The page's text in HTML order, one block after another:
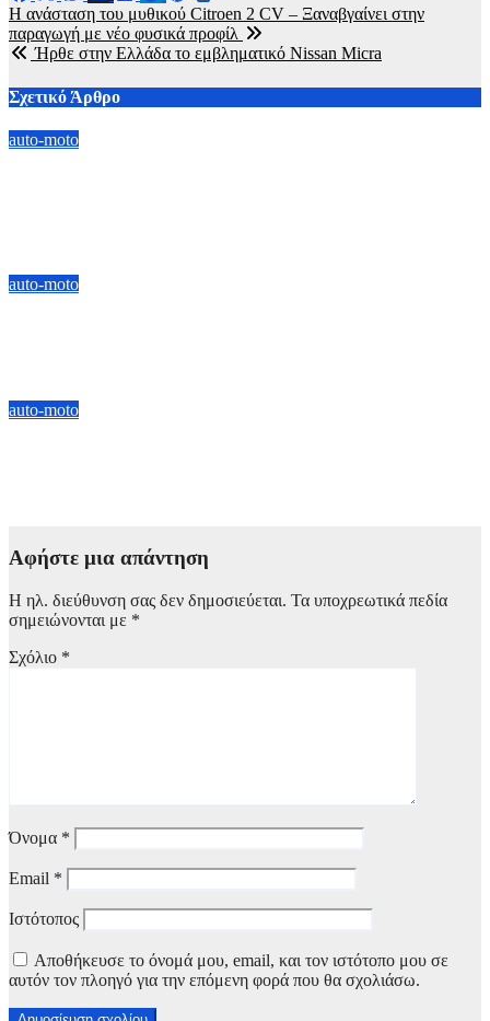
Πλοήγηση
άρθρων
Η ανάσταση του μυθικού Citroen 2 CV – Ξαναβγαίνει στην
παραγωγή με νέο φυσικά προφίλ
Ήρθε στην Ελλάδα το εμβληματικό Nissan Micra
Σχετικό Άρθρο
auto-moto
auto-moto
auto-moto
Αφήστε μια απάντηση
Η ηλ. διεύθυνση σας δεν δημοσιεύεται. Τα υποχρεωτικά πεδία
σημειώνονται με *
Σχόλιο *
Όνομα *
Email *
Ιστότοπος
Αποθήκευσε το όνομά μου, email, και τον ιστότοπο μου σε
αυτόν τον πλοηγό για την επόμενη φορά που θα σχολιάσω.